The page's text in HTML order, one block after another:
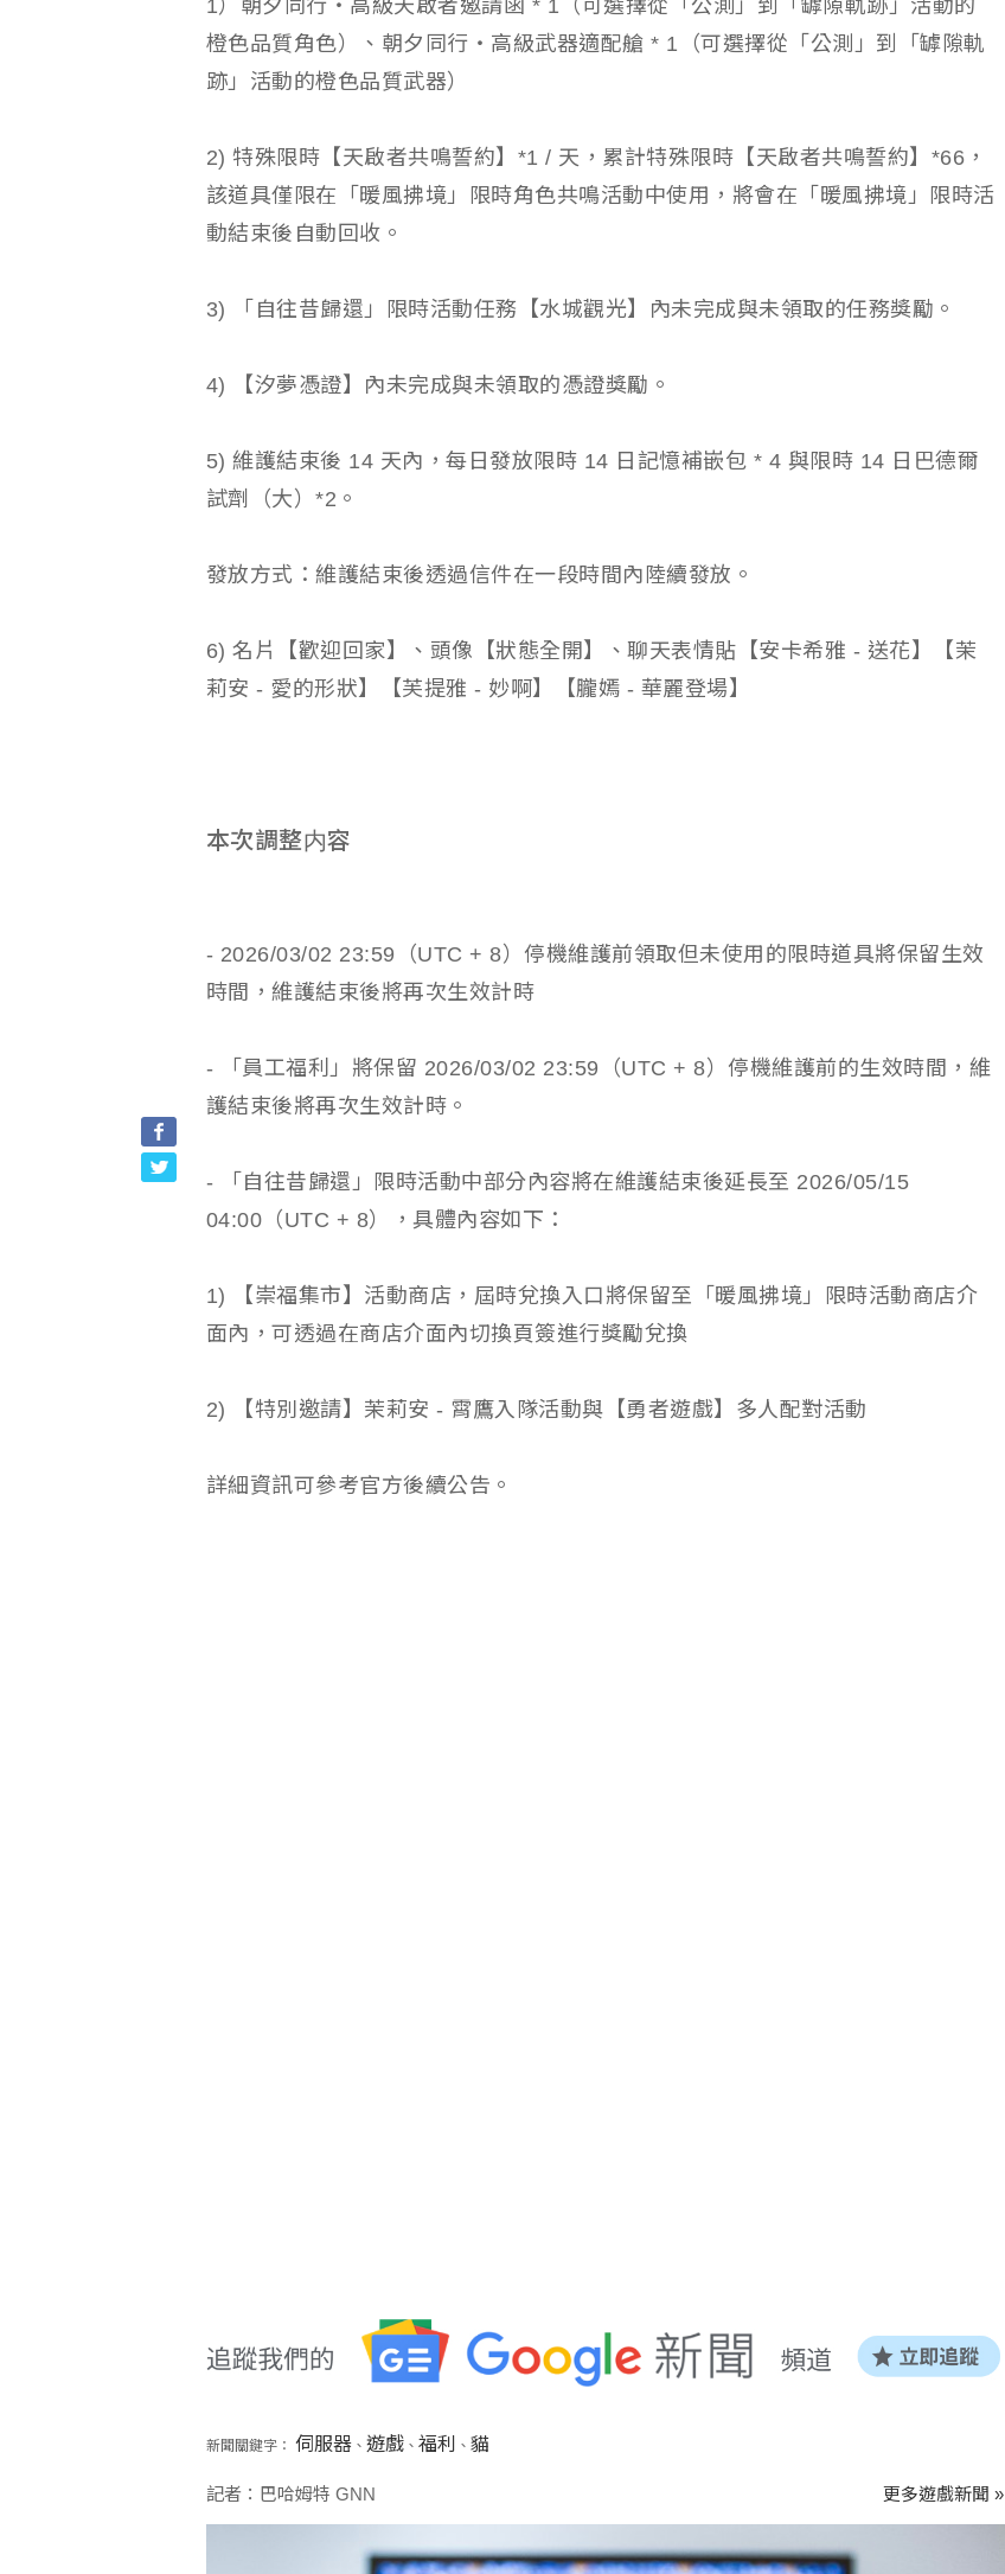
1）朝夕同行・高級天啟者邀請函 * 1（可選擇從「公測」到「罅隙軌跡」活動的
橙色品質角色）、朝夕同行・高級武器適配艙 * 1（可選擇從「公測」到「罅隙軌
跡」活動的橙色品質武器）
2) 特殊限時【天啟者共鳴誓約】*1 / 天，累計特殊限時【天啟者共鳴誓約】*66，
該道具僅限在「暖風拂境」限時角色共鳴活動中使用，將會在「暖風拂境」限時活
動結束後自動回收。
3) 「自往昔歸還」限時活動任務【水城觀光】內未完成與未領取的任務獎勵。
4) 【汐夢憑證】內未完成與未領取的憑證獎勵。
5) 維護結束後 14 天內，每日發放限時 14 日記憶補嵌包 * 4 與限時 14 日巴德爾
試劑（大）*2。
發放方式：維護結束後透過信件在一段時間內陸續發放。
6) 名片【歡迎回家】、頭像【狀態全開】、聊天表情貼【安卡希雅 - 送花】【茉
莉安 - 愛的形狀】【芙提雅 - 妙啊】【朧嫣 - 華麗登場】
本次調整内容
- 2026/03/02 23:59（UTC + 8）停機維護前領取但未使用的限時道具將保留生效
時間，維護結束後將再次生效計時
- 「員工福利」將保留 2026/03/02 23:59（UTC + 8）停機維護前的生效時間，維
護結束後將再次生效計時。
- 「自往昔歸還」限時活動中部分內容將在維護結束後延長至 2026/05/15
04:00（UTC + 8），具體內容如下：
1) 【崇福集市】活動商店，屆時兌換入口將保留至「暖風拂境」限時活動商店介
面內，可透過在商店介面內切換頁簽進行獎勵兌換
2) 【特別邀請】茉莉安 - 霄鷹入隊活動與【勇者遊戲】多人配對活動
詳細資訊可參考官方後續公告。
新聞關鍵字： 伺服器、 遊戲、 福利 、 貓
記者：巴哈姆特 GNN 更多遊戲新聞 »